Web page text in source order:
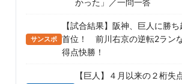
かった」／一問一答
サンスポ
【試合結果】阪神、巨人に勝
首位！ 前川右京の逆転2ラン
得点快勝！
【巨人】４月以来の２桁失